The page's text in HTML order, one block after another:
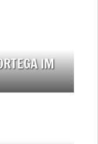
IM